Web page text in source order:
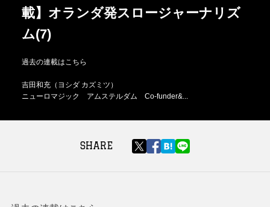
載】オランダ発スロージャーナリズ
ム(7)
過去の連載はこちら
吉田和充（ヨシダ カズミツ）
ニューロマジック アムステルダム Co-funder&...
SHARE